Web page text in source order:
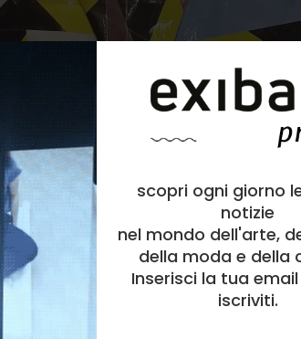
scopri ogni giorno
notizie
nel mondo dell'arte,
della moda e della
Inserisci la tua
iscriviti.